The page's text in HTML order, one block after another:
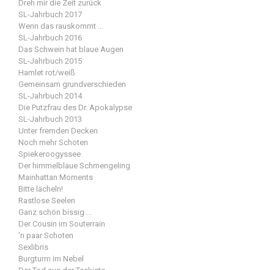
Dreh mir die Zeit zurück
SL-Jahrbuch 2017
Wenn das rauskommt ...
SL-Jahrbuch 2016
Das Schwein hat blaue Augen
SL-Jahrbuch 2015
Hamlet rot/weiß
Gemeinsam grundverschieden
SL-Jahrbuch 2014
Die Putzfrau des Dr. Apokalypse
SL-Jahrbuch 2013
Unter fremden Decken
Noch mehr Schoten
Spiekeroogyssee
Der himmelblaue Schmengeling
Mainhattan Moments
Bitte lächeln!
Rastlose Seelen
Ganz schön bissig ...
Der Cousin im Souterrain
'n paar Schoten
Sexlibris
Burgturm im Nebel